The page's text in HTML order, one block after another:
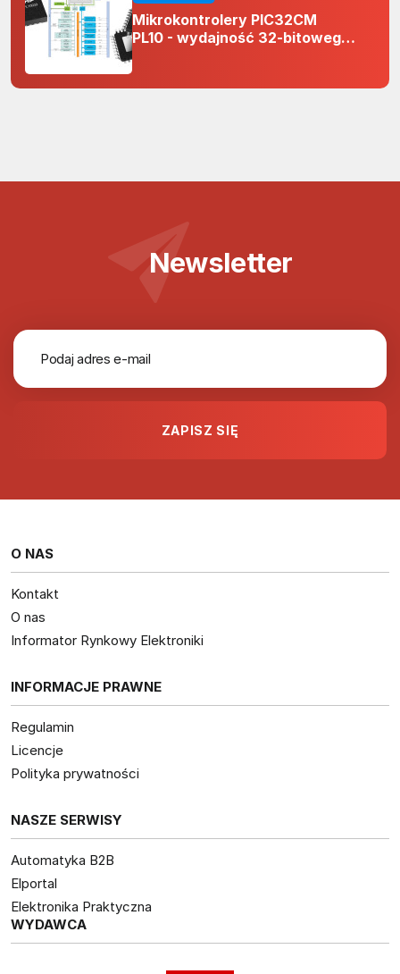
Mikrokontrolery PIC32CM
PL10 - wydajność 32-bitowego
projektach 5 V
Newsletter
O NAS
Kontakt
O nas
Informator Rynkowy Elektroniki
INFORMACJE PRAWNE
Regulamin
Licencje
Polityka prywatności
NASZE SERWISY
Automatyka B2B
Elportal
Elektronika Praktyczna
WYDAWCA